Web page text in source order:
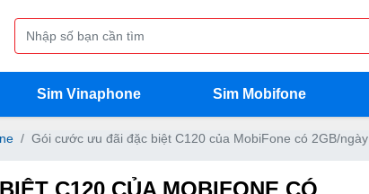
Sim Vinaphone Sim Mobifone
Gói cước ưu đãi đặc biệt C120 của MobiFone có 2GB/ngày
C120 CỦA MOBIFONE CÓ